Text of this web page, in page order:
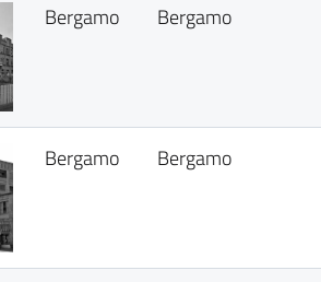
Bergamo Bergamo
Bergamo Bergamo